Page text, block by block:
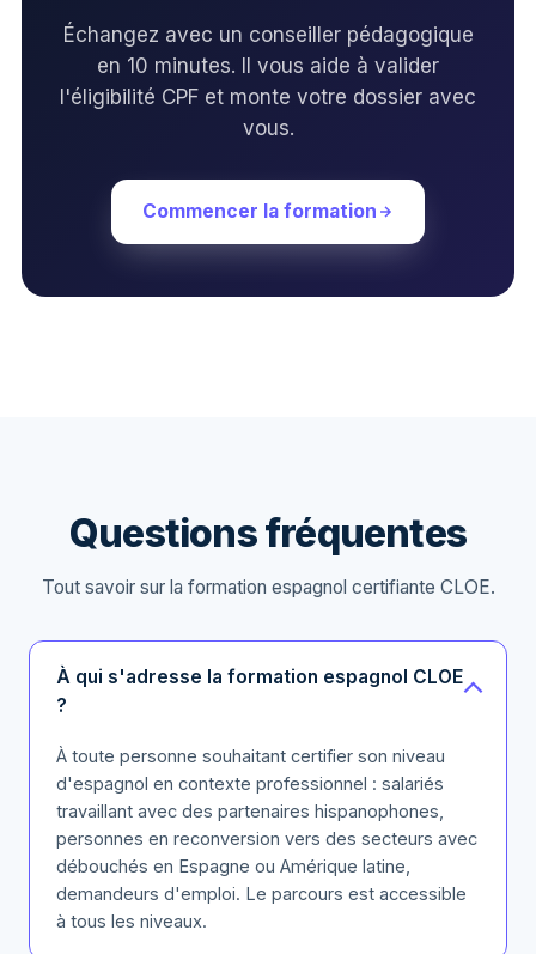
Échangez avec un conseiller pédagogique
en 10 minutes. Il vous aide à valider
l'éligibilité CPF et monte votre dossier avec
vous.
Commencer la formation
Questions fréquentes
Tout savoir sur la formation espagnol certifiante CLOE.
À qui s'adresse la formation espagnol CLOE
?
À toute personne souhaitant certifier son niveau
d'espagnol en contexte professionnel : salariés
travaillant avec des partenaires hispanophones,
personnes en reconversion vers des secteurs avec
débouchés en Espagne ou Amérique latine,
demandeurs d'emploi. Le parcours est accessible
à tous les niveaux.